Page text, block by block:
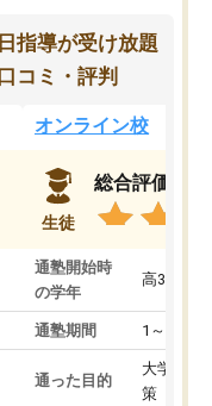
指導が受け放題
コミ・評判
オンライン校
生徒
総合評価
通塾開始時
の学年
高3
通塾期間 1～3ヵ月
通った目的
大学入学
策